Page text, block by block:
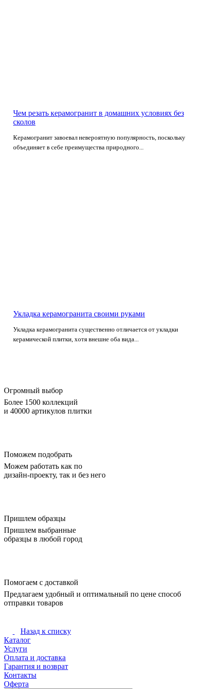
Чем резать керамогранит в домашних условиях без
сколов
Керамогранит завоевал невероятную популярность, поскольку
объединяет в себе преимущества природного...
Укладка керамогранита своими руками
Укладка керамогранита существенно отличается от укладки
керамической плитки, хотя внешне оба вида...
Огромный выбор
Более 1500 коллекций
и 40000 артикулов плитки
Поможем подобрать
Можем работать как по
дизайн-проекту, так и без него
Пришлем образцы
Пришлем выбранные
образцы в любой город
Помогаем с доставкой
Предлагаем удобный и оптимальный по цене способ
отправки товаров
Назад к списку
Каталог
Услуги
Оплата и доставка
Гарантия и возврат
Контакты
Оферта